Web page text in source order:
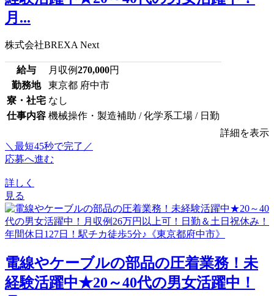
月...
株式会社BREXA Next
給与 月収例270,000円
勤務地
東京都 府中市
寮・社宅 なし
仕事内容 機械操作・製造補助 / 化学系工場 / 日勤
詳細を表示
＼最短45秒で完了／
応募へ進む
詳しく
見る
電線やケーブルの部品の圧着業務！未
経験活躍中★20～40代の男女活躍中！